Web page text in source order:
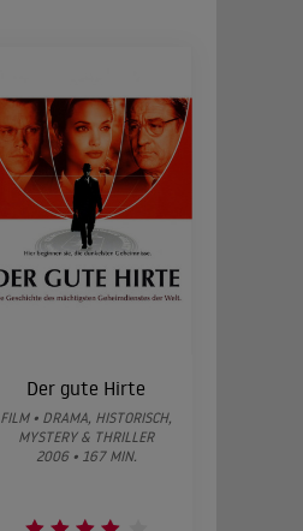
Der gute Hirte
FILM • DRAMA, HISTORISCH,
MYSTERY & THRILLER
2006 • 167 MIN.